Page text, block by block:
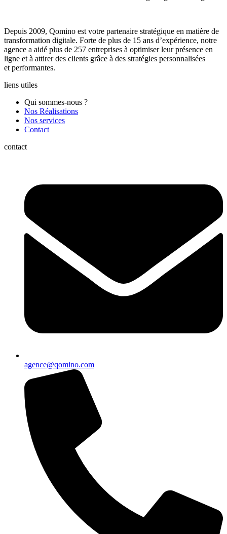
Depuis 2009, Qomino est votre partenaire stratégique en matière de
transformation digitale. Forte de plus de 15 ans d’expérience, notre
agence a aidé plus de 257 entreprises à optimiser leur présence en
ligne et à attirer des clients grâce à des stratégies personnalisées
et performantes.
liens utiles
Qui sommes-nous ?
Nos Réalisations
Nos services
Contact
contact
agence@qomino.com